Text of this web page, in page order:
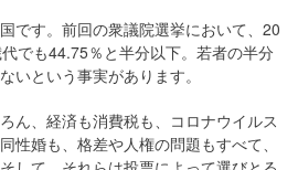
です。前回の衆議院選挙において、20
でも44.75％と半分以下。若者の半分
いという事実があります。
ん、経済も消費税も、コロナウイルス
性婚も、格差や人権の問題もすべて、